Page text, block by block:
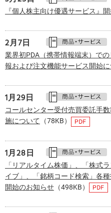
『個人株主向け優遇サービス』
2月7日
業界初PDA（携帯情報端末）で
報および注文機能サービス開始
1月29日
コールセンター受付売買委託手
施について （78KB）
1月28日
「リアルタイム株価」、「株式
イブ」、「銘柄コード検索」各
開始のお知らせ （498KB）